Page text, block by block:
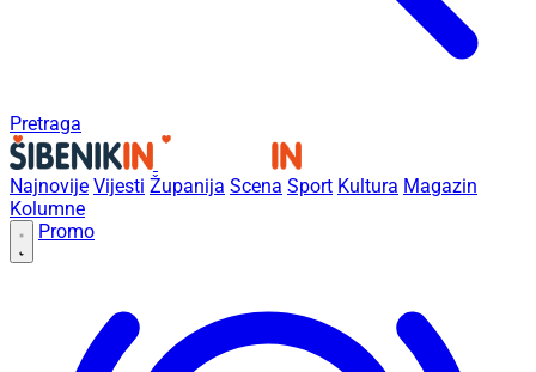
Pretraga
Najnovije Vijesti Županija Scena Sport Kultura Magazin
Kolumne
Promo